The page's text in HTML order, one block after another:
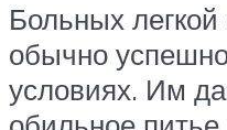
Больных
обычно
условиях. Им